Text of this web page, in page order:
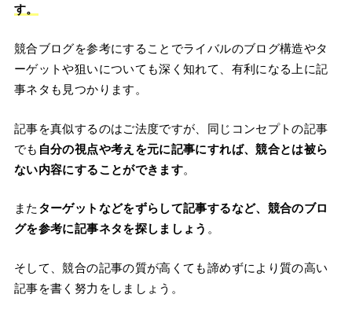
す。
競合ブログを参考にすることでライバルのブログ構造やタ
ーゲットや狙いについても深く知れて、有利になる上に記
事ネタも見つかります。
記事を真似するのはご法度ですが、同じコンセプトの記事
でも 自分の視点や考えを元に記事にすれば、競合とは被ら
ない内容にすることができます。
また ターゲットなどをずらして記事するなど、競合のブロ
グを参考に記事ネタを探しましょう 。
そして、競合の記事の質が高くても諦めずにより質の高い
記事を書く努力をしましょう。